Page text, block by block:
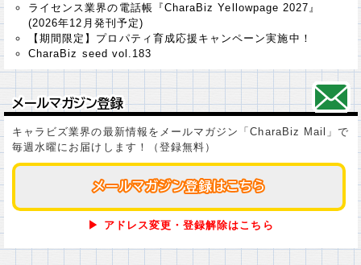
ライセンス業界の電話帳『CharaBiz Yellowpage 2027』
(2026年12月発刊予定)
【期間限定】プロパティ育成応援キャンペーン実施中！
CharaBiz seed vol.183
メールマガジン登録
メールマガジン登録
キャラビズ業界の最新情報をメールマガジン「CharaBiz Mail」で
毎週水曜にお届けします！（登録無料）
メールマガジン登録はこちら
メールマガジン登録はこちら
▶ アドレス変更・登録解除はこちら